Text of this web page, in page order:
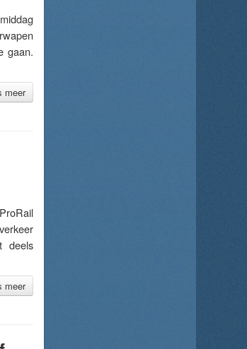
gaan.
meer
deels
meer